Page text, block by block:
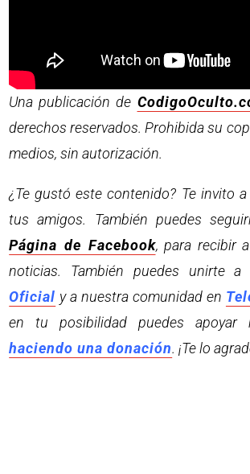
Una publicación de
derechos reservados. Prohibida su
medios, sin autorización.
¿Te gustó este contenido? Te invito
tus amigos. También puedes
Página de Facebook, para recibir
noticias. También puedes unirte a
Oficial y a nuestra comunidad en
en tu posibilidad puedes apoyar
haciendo una donación. ¡Te lo